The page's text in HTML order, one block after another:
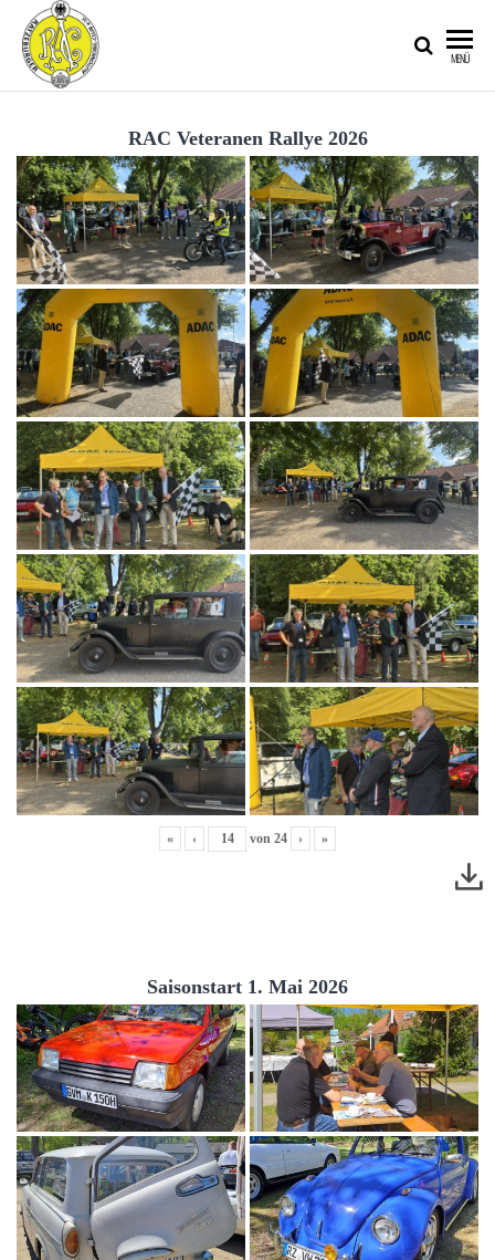
AUTOMOBIL-
CLUB IM
ADAC E.V.
MENÜ
RAC Veteranen Rallye 2026
« ‹ von 24 › »
Saisonstart 1. Mai 2026